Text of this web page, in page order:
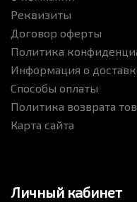
Реквизиты
Договор оферты
Политика
Информация о
Способы оплаты
Политика возврата
Карта сайта
Личный кабинет